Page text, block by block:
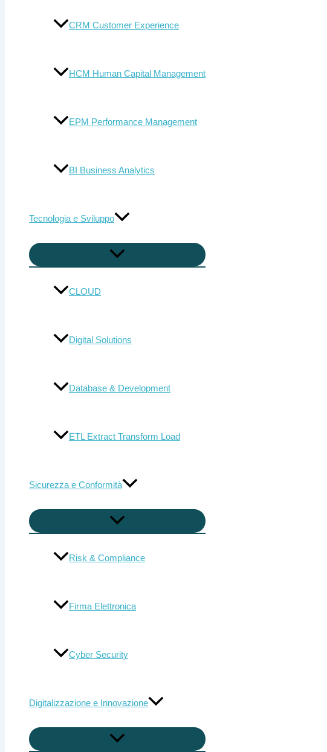
CRM Customer Experience
HCM Human Capital Management
EPM Performance Management
BI Business Analytics
Tecnologia e Sviluppo
CLOUD
Digital Solutions
Database & Development
ETL Extract Transform Load
Sicurezza e Conformità
Risk & Compliance
Firma Elettronica
Cyber Security
Digitalizzazione e Innovazione